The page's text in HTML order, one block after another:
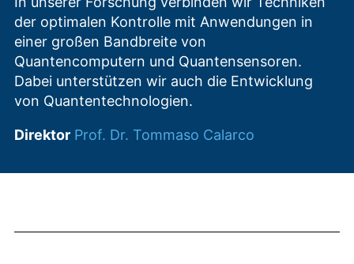
der optimalen Kontrolle mit Anwendungen in
einer großen Bandbreite von
Quantencomputern und Quantensensoren.
Dabei unterstützen wir auch die Entwicklung
von Quantentechnologien.
Direktor Prof. Dr. Tommaso Calarco